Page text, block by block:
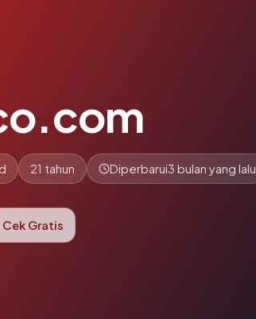
21 tahun Diperbarui3 bulan yang lalu
Cek Gratis